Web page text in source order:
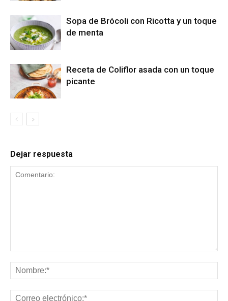
Sopa de Brócoli con Ricotta y un toque
de menta
Receta de Coliflor asada con un toque
picante
Dejar respuesta